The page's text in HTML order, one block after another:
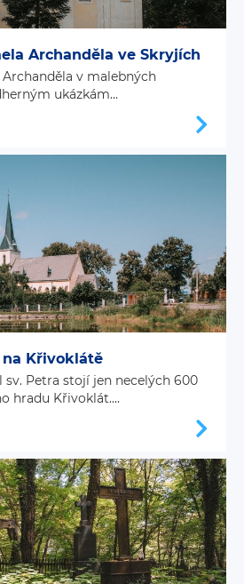
Archanděla ve Skryjích
v malebných
ukázkám...
na Křivoklátě
Petra stojí jen necelých 600
hradu Křivoklát....